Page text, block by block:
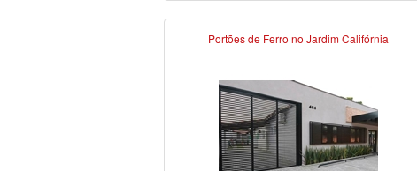
Portões de Ferro no Jardim Califórnia